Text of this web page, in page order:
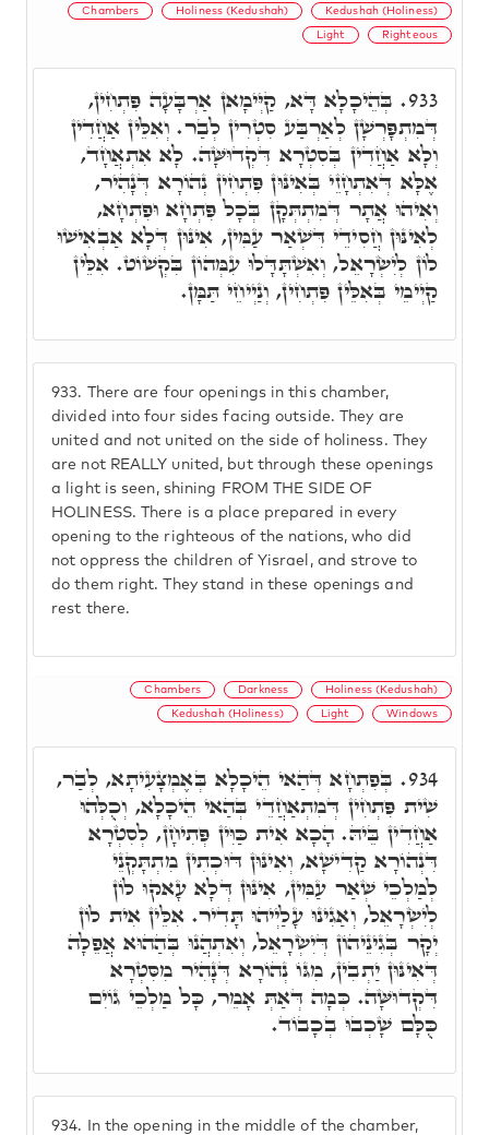
Chambers Holiness (Kedushah) Kedushah (Holiness)
Light Righteous
933.
There are four openings in this chamber,
divided into four sides facing outside. They are
united and not united on the side of holiness. They
are not REALLY united, but through these openings
a light is seen, shining FROM THE SIDE OF
HOLINESS. There is a place prepared in every
opening to the righteous of the nations, who did
not oppress the children of Yisrael, and strove to
do them right. They stand in these openings and
rest there.
933. בְּהֵיכָלָא דָּא, קַיְּימָאן אַרְבָּעָה פִּתְחִין,
דְּמִתְפָּרְשָׁן לְאַרְבַּע סִטְרִין לְבַר. וְאִלֵּין אַחֲדִין
וְלָא אַחֲדִין בְּסִטְרָא דִּקְדוּשָּׁה. לָא אִתְאֲחָד,
אֶלָּא דְּאִתְחָזֵי בְּאִינּוּן פִּתְחִין נְהוֹרָא דְּנָהִיר,
וְאִיהוּ אֲתָר דְּמִתְתְּקָן בְּכָל פִּתְחָא וּפִתְחָא,
לְאִינּוּן חֲסִידֵי דִּשְׁאַר עַמִּין, אִינּוּן דְּלָא אַבְאִישׁוּ
לוֹן לְיִשְׂרָאֵל, וְאִשְׁתָּדָּלוּ עִמְּהוֹן בִּקְשׁוֹט. אִלֵּין
קַיְימֵי בְּאִלֵּין פִּתְחִין, וְנַיְיחֵי תַּמָּן.
Chambers Darkness Holiness (Kedushah)
Kedushah (Holiness) Light Windows
934.
In the opening in the middle of the chamber,
934. בְּפִתְחָא דְּהַאי הֵיכָלָא בְּאֶמְצָעִיתָא, לְבַר,
שִׁית פִּתְחִין דְּמִתְאַחֲדֵי בְּהַאי הֵיכָלָא, וְכֻלְּהוּ
אַחֲדִין בֵּיהּ. הָכָא אִית כַּוִּין פְּתִיחָן, לְסִטְרָא
דִּנְהוֹרָא קַדִישָׁא, וְאִינּוּן דּוּכְתִין מִתְתָּקְנֵי
לְמַלְכֵי שְׁאַר עַמִּין, אִינּוּן דְּלָא עָאקוּ לוֹן
לְיִשְׂרָאֵל, וְאַגִינוּ עָלַיְיהוּ תָּדִיר. אִלֵּין אִית לוֹן
יְקָר בְּגִינֵיהוֹן דְּיִשְׂרָאֵל, וְאִתְהֲנוּ בְּהַהוּא אֲפֵלָה
דְּאִינּוּן יַתְבִין, מִגּוֹ נְהוֹרָא דְּנָהִיר מִסִּטְרָא
דִּקְדוּשָּׁה. כְּמָה דְּאַתְּ אָמֵר, כָּל מַלְכֵי גוֹיִם
כֻּלָּם שָׁכְבוּ בְכָבוֹד.